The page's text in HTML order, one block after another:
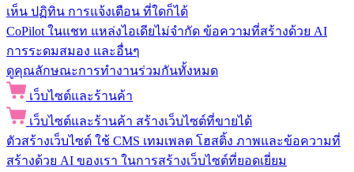
เห็น ปฏิทิน การแจ้งเตือน ที่ใดก็ได้
CoPilot ในแชท แหล่งไอเดียไม่จำกัด ข้อความที่สร้างด้วย AI
การระดมสมอง และอื่นๆ
ดูคุณลักษณะการทำงานร่วมกันทั้งหมด
เว็บไซต์และร้านค้า
เว็บไซต์และร้านค้า สร้างเว็บไซต์ที่ขายได้
ตัวสร้างเว็บไซต์ ใช้ CMS เทมเพลต โฮสติ้ง ภาพและข้อความที่
สร้างด้วย AI ของเรา ในการสร้างเว็บไซต์ที่ยอดเยี่ยม